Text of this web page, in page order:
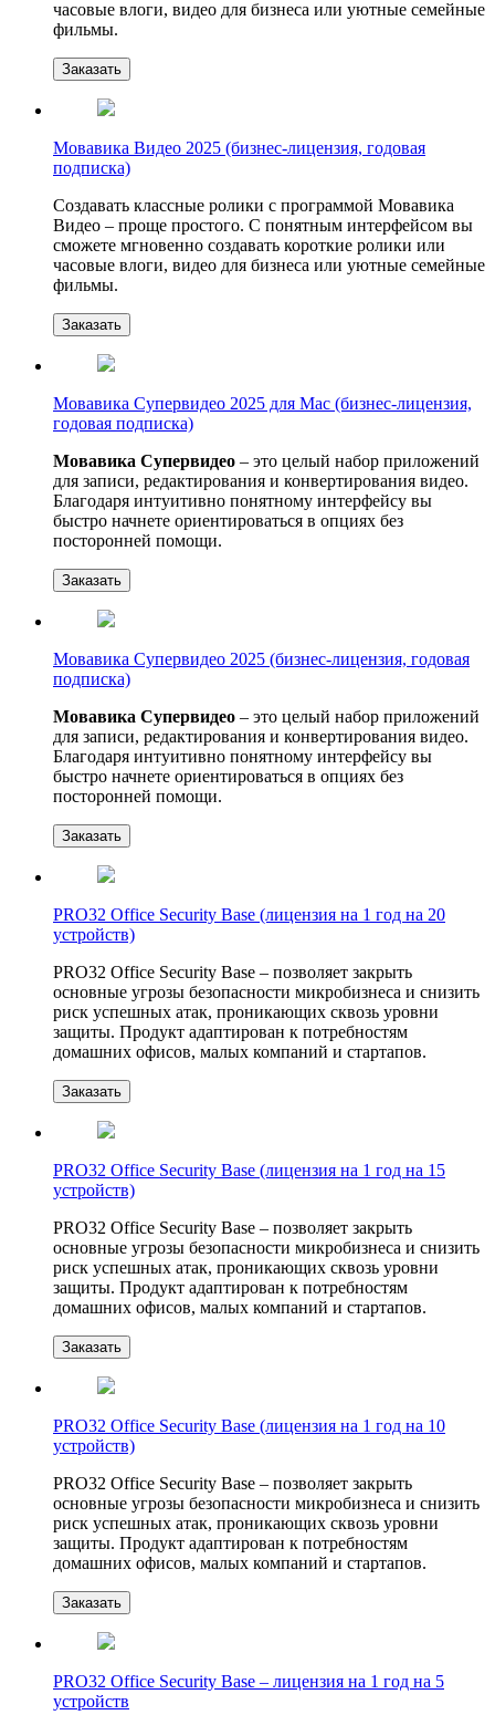
часовые влоги, видео для бизнеса или уютные семейные
фильмы.
Заказать
Мовавика Видео 2025 (бизнес-лицензия, годовая
подписка)
Создавать классные ролики с программой Мовавика
Видео – проще простого. С понятным интерфейсом вы
сможете мгновенно создавать короткие ролики или
часовые влоги, видео для бизнеса или уютные семейные
фильмы.
Заказать
Мовавика Супервидео 2025 для Мас (бизнес-лицензия,
годовая подписка)
Мовавика Супервидео – это целый набор приложений
для записи, редактирования и конвертирования видео.
Благодаря интуитивно понятному интерфейсу вы
быстро начнете ориентироваться в опциях без
посторонней помощи.
Заказать
Мовавика Супервидео 2025 (бизнес-лицензия, годовая
подписка)
Мовавика Супервидео – это целый набор приложений
для записи, редактирования и конвертирования видео.
Благодаря интуитивно понятному интерфейсу вы
быстро начнете ориентироваться в опциях без
посторонней помощи.
Заказать
PRO32 Office Security Base (лицензия на 1 год на 20
устройств)
PRO32 Office Security Base – позволяет закрыть
основные угрозы безопасности микробизнеса и снизить
риск успешных атак, проникающих сквозь уровни
защиты. Продукт адаптирован к потребностям
домашних офисов, малых компаний и стартапов.
Заказать
PRO32 Office Security Base (лицензия на 1 год на 15
устройств)
PRO32 Office Security Base – позволяет закрыть
основные угрозы безопасности микробизнеса и снизить
риск успешных атак, проникающих сквозь уровни
защиты. Продукт адаптирован к потребностям
домашних офисов, малых компаний и стартапов.
Заказать
PRO32 Office Security Base (лицензия на 1 год на 10
устройств)
PRO32 Office Security Base – позволяет закрыть
основные угрозы безопасности микробизнеса и снизить
риск успешных атак, проникающих сквозь уровни
защиты. Продукт адаптирован к потребностям
домашних офисов, малых компаний и стартапов.
Заказать
PRO32 Office Security Base – лицензия на 1 год на 5
устройств